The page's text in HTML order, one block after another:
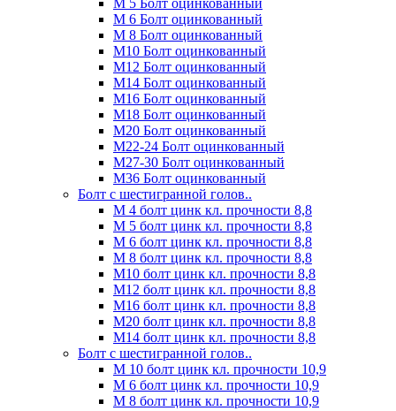
М 5 Болт оцинкованный
М 6 Болт оцинкованный
М 8 Болт оцинкованный
М10 Болт оцинкованный
М12 Болт оцинкованный
М14 Болт оцинкованный
М16 Болт оцинкованный
М18 Болт оцинкованный
М20 Болт оцинкованный
М22-24 Болт оцинкованный
М27-30 Болт оцинкованный
М36 Болт оцинкованный
Болт с шестигранной голов..
М 4 болт цинк кл. прочности 8,8
М 5 болт цинк кл. прочности 8,8
М 6 болт цинк кл. прочности 8,8
М 8 болт цинк кл. прочности 8,8
М10 болт цинк кл. прочности 8,8
М12 болт цинк кл. прочности 8,8
М16 болт цинк кл. прочности 8,8
М20 болт цинк кл. прочности 8,8
М14 болт цинк кл. прочности 8,8
Болт с шестигранной голов..
М 10 болт цинк кл. прочности 10,9
М 6 болт цинк кл. прочности 10,9
М 8 болт цинк кл. прочности 10,9